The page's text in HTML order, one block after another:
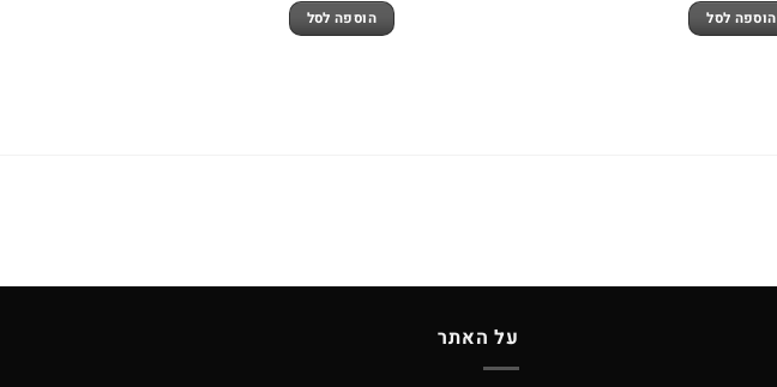
הוספה לסל הוספה לסל
על האתר